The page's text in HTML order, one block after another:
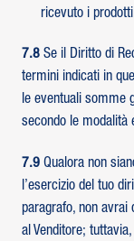
ricevuto i
7.8 Se il Diritto di
termini indicati in
le eventuali somme
secondo le modalità
7.9 Qualora non
l’esercizio del tuo
paragrafo, non
al Venditore;